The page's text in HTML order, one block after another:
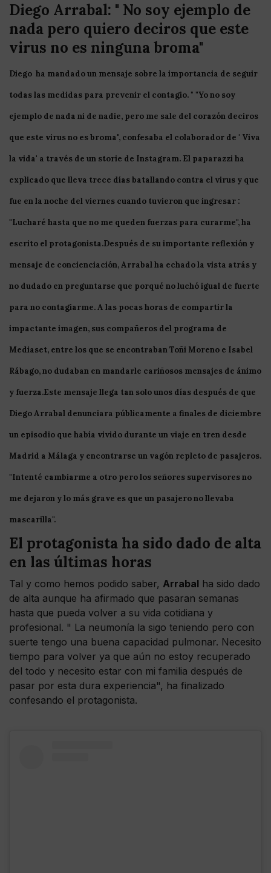
Diego Arrabal: " No soy ejemplo de
nada pero quiero deciros que este
virus no es ninguna broma"
Diego ha mandado un mensaje sobre la importancia de seguir
todas las medidas para prevenir el contagio. " "Yo no soy
ejemplo de nada ni de nadie, pero me sale del corazón deciros
que este virusno es broma", confesaba el colaborador de ' Viva
la vida' a través de un storie de Instagram. El paparazziha
explicado que lleva trece días batallando contra el virus y que
fue en la noche del viernes cuando tuvieron que ingresar :
"Lucharé hasta que no me queden fuerzas para curarme", ha
escrito el protagonista.Después de su importante reflexión y
mensaje de concienciación, Arrabal ha echado la vista atrás y
no dudado en preguntarse que porqué no luchó igual de fuerte
para no contagiarme. A las pocas horas de compartir la
impactante imagen, sus compañeros del programa de
Mediaset, entre los que se encontrabanToñi Moreno e Isabel
Rábago, no dudaban en mandarle cariñosos mensajes de ánimo
y fuerza.Este mensaje llega tan solo unos días después de que
Diego Arrabal denunciara públicamente a finales de diciembre
un episodio que había vivido durante un viaje en tren desde
Madrid a Málaga y encontrarse un vagón repleto de pasajeros.
"Intenté cambiarme a otro pero los señores supervisoresno
me dejaron y lo más grave es que un pasajero no llevaba
mascarilla".
El protagonista ha sido dado de alta
en las últimas horas
Tal y como hemos podido saber, Arrabal ha sido dado
de alta aunque ha afirmado que pasaran semanas
hasta que pueda volver a su vida cotidiana y
profesional. " La neumonía la sigo teniendo pero con
suerte tengo una buena capacidad pulmonar. Necesito
tiempo para volver ya que aún no estoy recuperado
del todo y necesito estar con mi familia después de
pasar por esta dura experiencia", ha finalizado
confesando el protagonista.